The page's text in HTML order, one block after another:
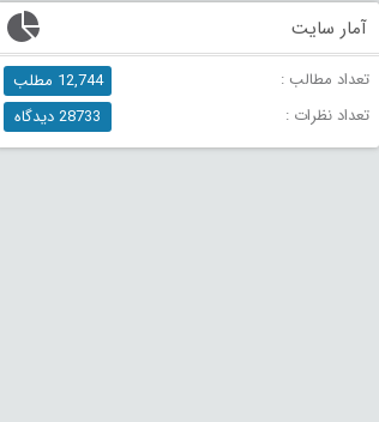
آمار سایت
تعداد مطالب :
12,744 مطلب
تعداد نظرات :
28733 دیدگاه